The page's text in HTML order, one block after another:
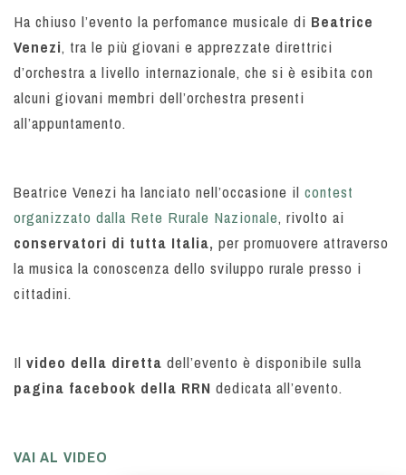
Ha chiuso l’evento la perfomance musicale di Beatrice
Venezi, tra le più giovani e apprezzate direttrici
d’orchestra a livello internazionale, che si è esibita con
alcuni giovani membri dell’orchestra presenti
all’appuntamento.
Beatrice Venezi ha lanciato nell’occasione il contest
organizzato dalla Rete Rurale Nazionale, rivolto ai
conservatori di tutta Italia, per promuovere attraverso
la musica la conoscenza dello sviluppo rurale presso i
cittadini.
Il video della diretta dell’evento è disponibile sulla
pagina facebook della RRN dedicata all’evento.
VAI AL VIDEO